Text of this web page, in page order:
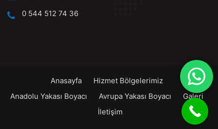
0 544 512 74 36
Anasayfa
Hizmet Bölgelerimiz
Anadolu Yakası Boyacı
Avrupa Yakası Boyacı
Galeri
İletişim